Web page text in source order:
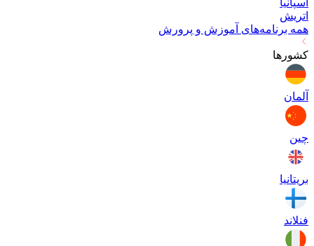
اسپانیا
اتریش
همه برنامه‌های آموزش و پرورش
کشورها
آلمان
چین
بریتانیا
فنلاند